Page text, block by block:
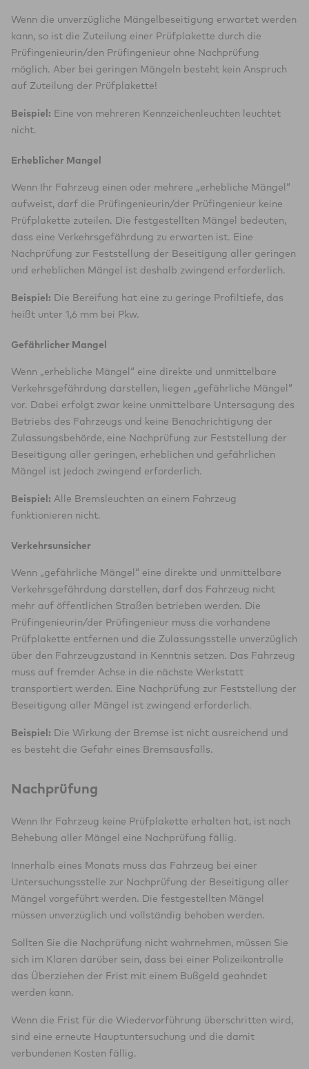
Wenn die unverzügliche Mängelbeseitigung erwartet werden
kann, so ist die Zuteilung einer Prüfplakette durch die
Prüfingenieurin/den Prüfingenieur ohne Nachprüfung
möglich. Aber bei geringen Mängeln besteht kein Anspruch
auf Zuteilung der Prüfplakette!
Beispiel: Eine von mehreren Kennzeichenleuchten leuchtet
nicht.
Erheblicher Mangel
Wenn Ihr Fahrzeug einen oder mehrere „erhebliche Mängel“
aufweist, darf die Prüfingenieurin/der Prüfingenieur keine
Prüfplakette zuteilen. Die festgestellten Mängel bedeuten,
dass eine Verkehrsgefährdung zu erwarten ist. Eine
Nachprüfung zur Feststellung der Beseitigung aller geringen
und erheblichen Mängel ist deshalb zwingend erforderlich.
Beispiel: Die Bereifung hat eine zu geringe Profiltiefe, das
heißt unter 1,6 mm bei Pkw.
Gefährlicher Mangel
Wenn „erhebliche Mängel“ eine direkte und unmittelbare
Verkehrsgefährdung darstellen, liegen „gefährliche Mängel“
vor. Dabei erfolgt zwar keine unmittelbare Untersagung des
Betriebs des Fahrzeugs und keine Benachrichtigung der
Zulassungsbehörde, eine Nachprüfung zur Feststellung der
Beseitigung aller geringen, erheblichen und gefährlichen
Mängel ist jedoch zwingend erforderlich.
Beispiel: Alle Bremsleuchten an einem Fahrzeug
funktionieren nicht.
Verkehrsunsicher
Wenn „gefährliche Mängel“ eine direkte und unmittelbare
Verkehrsgefährdung darstellen, darf das Fahrzeug nicht
mehr auf öffentlichen Straßen betrieben werden. Die
Prüfingenieurin/der Prüfingenieur muss die vorhandene
Prüfplakette entfernen und die Zulassungsstelle unverzüglich
über den Fahrzeugzustand in Kenntnis setzen. Das Fahrzeug
muss auf fremder Achse in die nächste Werkstatt
transportiert werden. Eine Nachprüfung zur Feststellung der
Beseitigung aller Mängel ist zwingend erforderlich.
Beispiel: Die Wirkung der Bremse ist nicht ausreichend und
es besteht die Gefahr eines Bremsausfalls.
Nachprüfung
Wenn Ihr Fahrzeug keine Prüfplakette erhalten hat, ist nach
Behebung aller Mängel eine Nachprüfung fällig.
Innerhalb eines Monats muss das Fahrzeug bei einer
Untersuchungsstelle zur Nachprüfung der Beseitigung aller
Mängel vorgeführt werden. Die festgestellten Mängel
müssen unverzüglich und vollständig behoben werden.
Sollten Sie die Nachprüfung nicht wahrnehmen, müssen Sie
sich im Klaren darüber sein, dass bei einer Polizeikontrolle
das Überziehen der Frist mit einem Bußgeld geahndet
werden kann.
Wenn die Frist für die Wiedervorführung überschritten wird,
sind eine erneute Hauptuntersuchung und die damit
verbundenen Kosten fällig.